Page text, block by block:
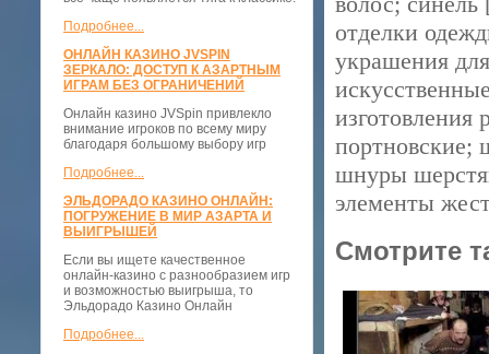
Подробнее...
ОНЛАЙН КАЗИНО JVSPIN
ЗЕРКАЛО: ДОСТУП К АЗАРТНЫМ
ИГРАМ БЕЗ ОГРАНИЧЕНИЙ
Онлайн казино JVSpin привлекло
внимание игроков по всему миру
благодаря большому выбору игр
Подробнее...
ЭЛЬДОРАДО КАЗИНО ОНЛАЙН:
ПОГРУЖЕНИЕ В МИР АЗАРТА И
ВЫИГРЫШЕЙ
Если вы ищете качественное
онлайн-казино с разнообразием игр
и возможностью выигрыша, то
Эльдорадо Казино Онлайн
Подробнее...
отделки
украшения
шнуры
элементы
Смотрите